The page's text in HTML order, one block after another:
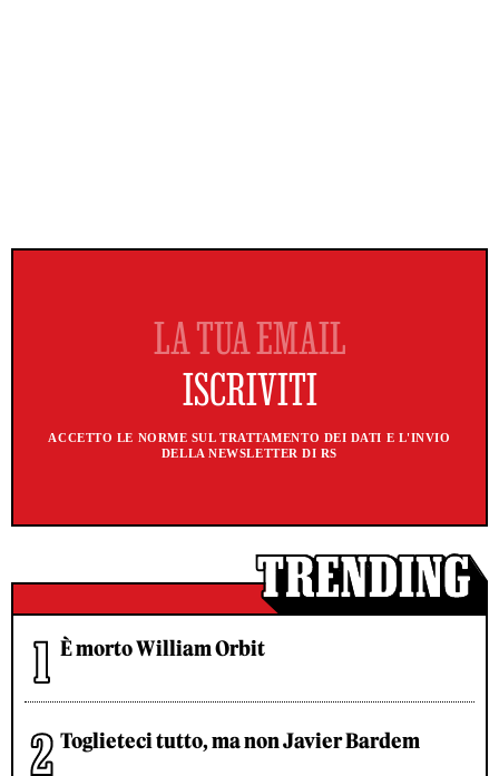
ACCETTO LE NORME SUL TRATTAMENTO DEI DATI E L'INVIO
DELLA NEWSLETTER DI RS
È morto William Orbit
Toglieteci tutto, ma non Javier Bardem